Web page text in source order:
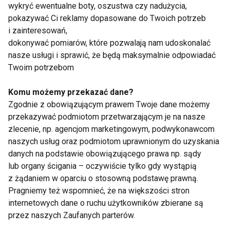
Banan
Pokaż więcej
Banan
wykryć ewentualne boty, oszustwa czy nadużycia,
pokazywać Ci reklamy dopasowane do Twoich potrzeb
i zainteresowań,
dokonywać pomiarów, które pozwalają nam udoskonalać
nasze usługi i sprawić, że będą maksymalnie odpowiadać
Twoim potrzebom
Komu możemy przekazać dane?
Zgodnie z obowiązującym prawem Twoje dane możemy
przekazywać podmiotom przetwarzającym je na nasze
zlecenie, np. agencjom marketingowym, podwykonawcom
naszych usług oraz podmiotom uprawnionym do uzyskania
danych na podstawie obowiązującego prawa np. sądy
lub organy ścigania – oczywiście tylko gdy wystąpią
z żądaniem w oparciu o stosowną podstawę prawną.
Pragniemy też wspomnieć, że na większości stron
internetowych dane o ruchu użytkowników zbierane są
przez naszych Zaufanych parterów.